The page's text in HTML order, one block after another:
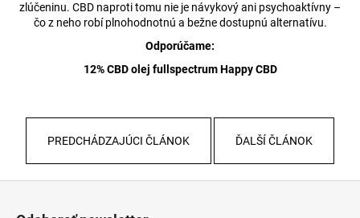
zlúčeninu. CBD naproti tomu nie je návykový ani psychoaktívny –
čo z neho robí plnohodnotnú a bežne dostupnú alternatívu.
Odporúčame:
12% CBD olej fullspectrum Happy CBD
PREDCHÁDZAJÚCI ČLÁNOK ĎALŠÍ ČLÁNOK